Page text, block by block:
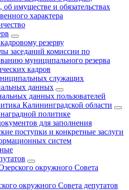
об имуществе и обязательствах
характера
резерву
заседаний комиссии по
муниципального резерва
кадров
служащих
данных
данных пользователей
Калининградской области
политике
для заполнения
поступки и конкретные заслуги
систем
окружного Совета
окружного Совета депутатов